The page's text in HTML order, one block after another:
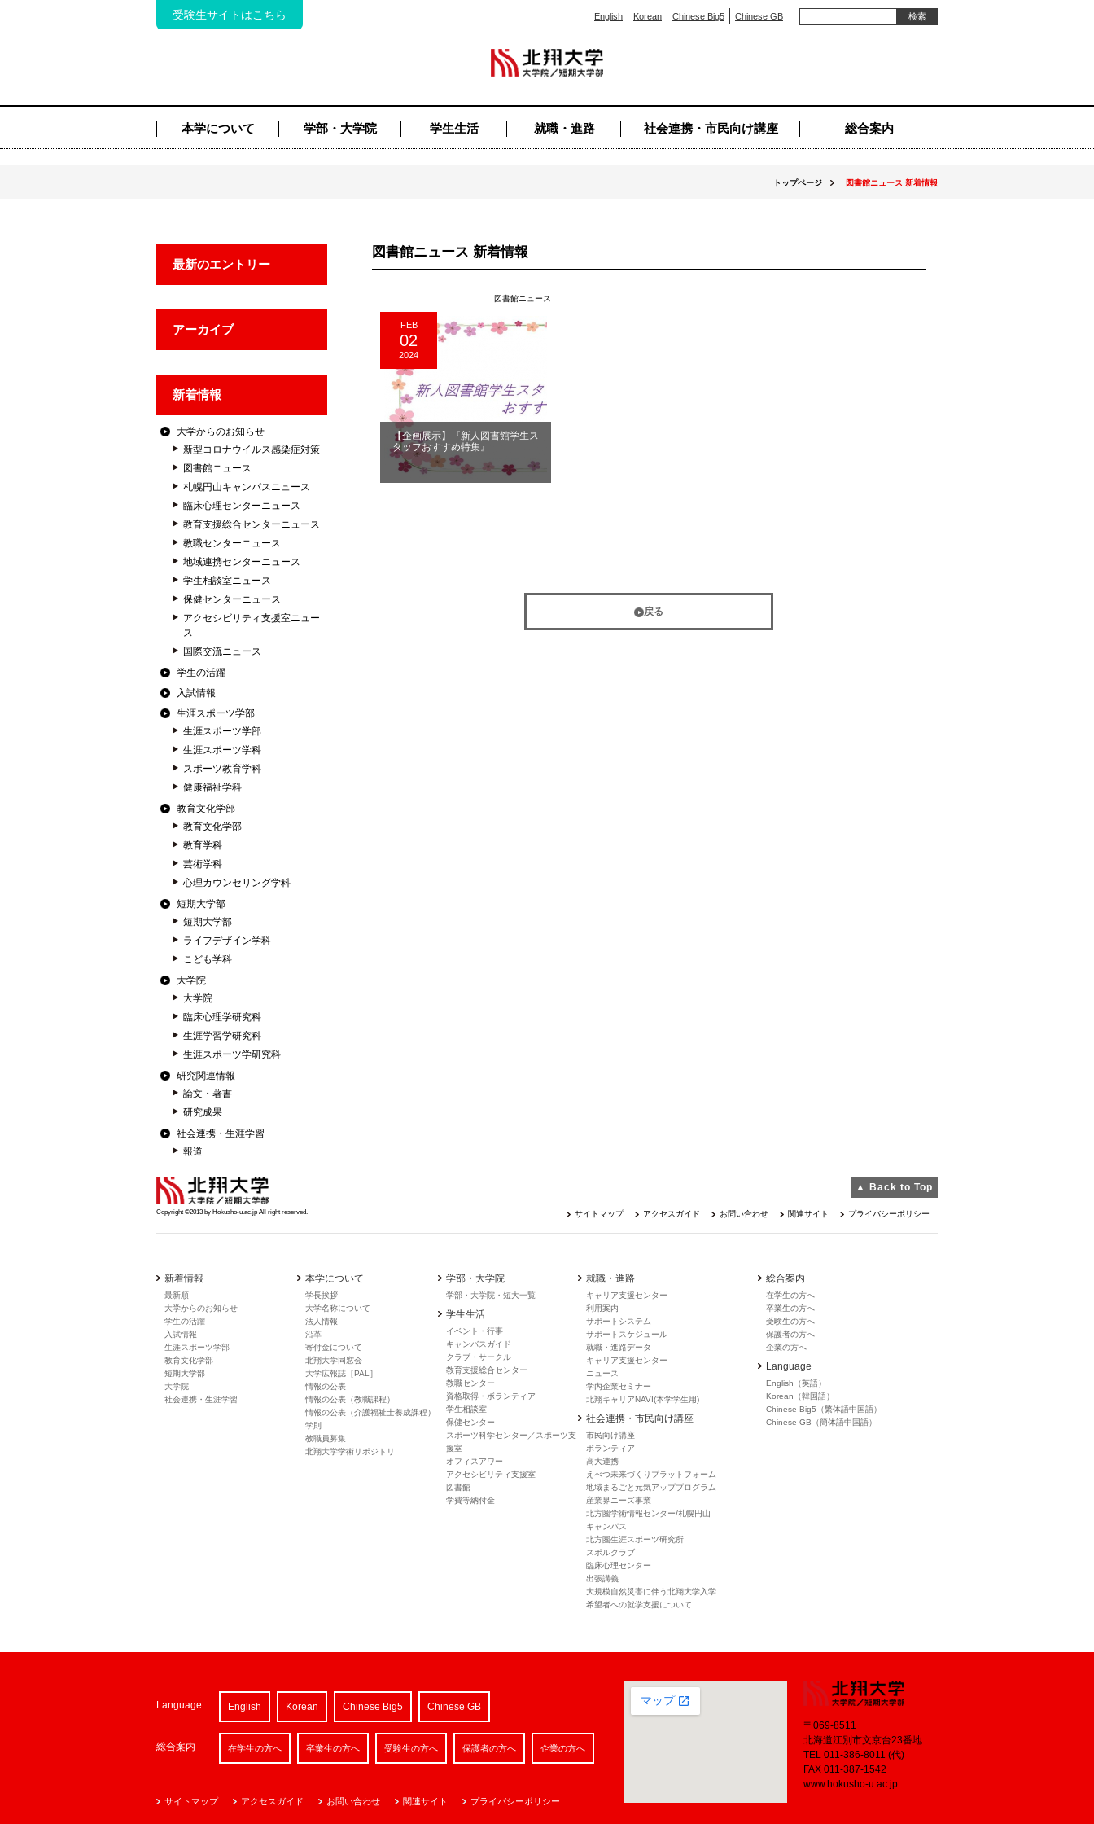
受験生サイトはこちら English Korean Chinese Big5 Chinese GB
本学について 学部・大学院 学生生活 就職・進路 社会連携・市民向け講座 総合案内
トップページ 図書館ニュース 新着情報
最新のエントリー
アーカイブ
新着情報
大学からのお知らせ
新型コロナウイルス感染症対策
図書館ニュース
札幌円山キャンパスニュース
臨床心理センターニュース
教育支援総合センターニュース
教職センターニュース
地域連携センターニュース
学生相談室ニュース
保健センターニュース
アクセシビリティ支援室ニュー
ス
国際交流ニュース
学生の活躍
入試情報
生涯スポーツ学部
生涯スポーツ学部
生涯スポーツ学科
スポーツ教育学科
健康福祉学科
教育文化学部
教育文化学部
教育学科
芸術学科
心理カウンセリング学科
短期大学部
短期大学部
ライフデザイン学科
こども学科
大学院
大学院
臨床心理学研究科
生涯学習学研究科
生涯スポーツ学研究科
研究関連情報
論文・著書
研究成果
社会連携・生涯学習
報道
図書館ニュース 新着情報
図書館ニュース
FEB
02
2024
【企画展示】『新人図書館学生ス
タッフおすすめ特集』
戻る
▲ Back to Top
Copyright ©2013 by Hokusho-u.ac.jp All right reserved. サイトマップ アクセスガイド お問い合わせ 関連サイト プライバシーポリシー
新着情報
最新順
大学からのお知らせ
学生の活躍
入試情報
生涯スポーツ学部
教育文化学部
短期大学部
大学院
社会連携・生涯学習
本学について
学長挨拶
大学名称について
法人情報
沿革
寄付金について
北翔大学同窓会
大学広報誌［PAL］
情報の公表
情報の公表（教職課程）
情報の公表（介護福祉士養成課程）
学則
教職員募集
北翔大学学術リポジトリ
学部・大学院
学部・大学院・短大一覧
学生生活
イベント・行事
キャンバスガイド
クラブ・サークル
教育支援総合センター
教職センター
資格取得・ボランティア
学生相談室
保健センター
スポーツ科学センター／スポーツ支
援室
オフィスアワー
アクセシビリティ支援室
図書館
学費等納付金
就職・進路
キャリア支援センター
利用案内
サポートシステム
サポートスケジュール
就職・進路データ
キャリア支援センター
ニュース
学内企業セミナー
北翔キャリアNAVI(本学学生用)
社会連携・市民向け講座
市民向け講座
ボランティア
高大連携
えべつ未来づくりプラットフォーム
地域まるごと元気アッププログラム
産業界ニーズ事業
北方圏学術情報センター/札幌円山
キャンパス
北方圏生涯スポーツ研究所
スポルクラブ
臨床心理センター
出張講義
大規模自然災害に伴う北翔大学入学
希望者への就学支援について
総合案内
在学生の方へ
卒業生の方へ
受験生の方へ
保護者の方へ
企業の方へ
Language
English（英語）
Korean（韓国語）
Chinese Big5（繁体語中国語）
Chinese GB（簡体語中国語）
〒069-8511
北海道江別市文京台23番地
TEL 011-386-8011 (代)
FAX 011-387-1542
www.hokusho-u.ac.jp
Language English Korean Chinese Big5 Chinese GB
総合案内 在学生の方へ 卒業生の方へ 受験生の方へ 保護者の方へ 企業の方へ
サイトマップ アクセスガイド お問い合わせ 関連サイト プライバシーポリシー